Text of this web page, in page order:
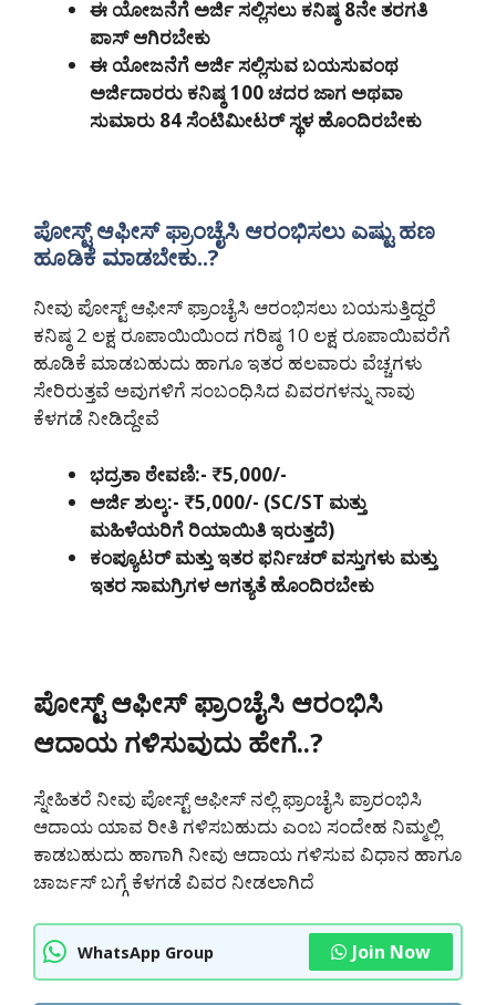
ಈ ಯೋಜನೆಗೆ ಅರ್ಜಿ ಸಲ್ಲಿಸಲು ಕನಿಷ್ಠ 8ನೇ ತರಗತಿ
ಪಾಸ್ ಆಗಿರಬೇಕು
ಈ ಯೋಜನೆಗೆ ಅರ್ಜಿ ಸಲ್ಲಿಸುವ ಬಯಸುವಂಥ
ಅರ್ಜಿದಾರರು ಕನಿಷ್ಠ 100 ಚದರ ಜಾಗ ಅಥವಾ
ಸುಮಾರು 84 ಸೆಂಟಿಮೀಟರ್ ಸ್ಥಳ ಹೊಂದಿರಬೇಕು
ಪೋಸ್ಟ್ ಆಫೀಸ್ ಫ್ರಾಂಚೈಸಿ ಆರಂಭಿಸಲು ಎಷ್ಟು ಹಣ
ಹೂಡಿಕೆ ಮಾಡಬೇಕು..?
ನೀವು ಪೋಸ್ಟ್ ಆಫೀಸ್ ಫ್ರಾಂಚೈಸಿ ಆರಂಭಿಸಲು ಬಯಸುತ್ತಿದ್ದರೆ
ಕನಿಷ್ಠ 2 ಲಕ್ಷ ರೂಪಾಯಿಯಿಂದ ಗರಿಷ್ಠ 10 ಲಕ್ಷ ರೂಪಾಯಿವರೆಗೆ
ಹೂಡಿಕೆ ಮಾಡಬಹುದು ಹಾಗೂ ಇತರ ಹಲವಾರು ವೆಚ್ಚಗಳು
ಸೇರಿರುತ್ತವೆ ಅವುಗಳಿಗೆ ಸಂಬಂಧಿಸಿದ ವಿವರಗಳನ್ನು ನಾವು
ಕೆಳಗಡೆ ನೀಡಿದ್ದೇವೆ
ಭದ್ರತಾ ಠೇವಣಿ:- ₹5,000/-
ಅರ್ಜಿ ಶುಲ್ಕ:- ₹5,000/- (SC/ST ಮತ್ತು
ಮಹಿಳೆಯರಿಗೆ ರಿಯಾಯಿತಿ ಇರುತ್ತದೆ)
ಕಂಪ್ಯೂಟರ್ ಮತ್ತು ಇತರ ಫರ್ನಿಚರ್ ವಸ್ತುಗಳು ಮತ್ತು
ಇತರ ಸಾಮಗ್ರಿಗಳ ಅಗತ್ಯತೆ ಹೊಂದಿರಬೇಕು
ಪೋಸ್ಟ್ ಆಫೀಸ್ ಫ್ರಾಂಚೈಸಿ ಆರಂಭಿಸಿ
ಆದಾಯ ಗಳಿಸುವುದು ಹೇಗೆ..?
ಸ್ನೇಹಿತರೆ ನೀವು ಪೋಸ್ಟ್ ಆಫೀಸ್ ನಲ್ಲಿ ಫ್ರಾಂಚೈಸಿ ಪ್ರಾರಂಭಿಸಿ
ಆದಾಯ ಯಾವ ರೀತಿ ಗಳಿಸಬಹುದು ಎಂಬ ಸಂದೇಹ ನಿಮ್ಮಲ್ಲಿ
ಕಾಡಬಹುದು ಹಾಗಾಗಿ ನೀವು ಆದಾಯ ಗಳಿಸುವ ವಿಧಾನ ಹಾಗೂ
ಚಾರ್ಜಸ್ ಬಗ್ಗೆ ಕೆಳಗಡೆ ವಿವರ ನೀಡಲಾಗಿದೆ
WhatsApp Group Join Now